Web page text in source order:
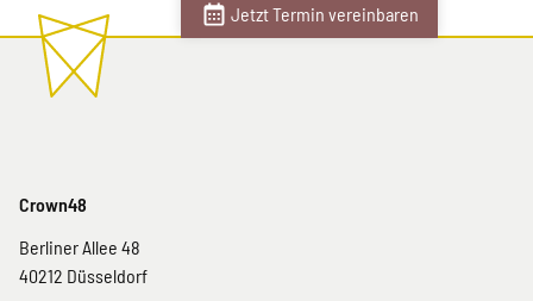
Jetzt Termin vereinbaren
Crown48
Berliner Allee 48
40212 Düsseldorf